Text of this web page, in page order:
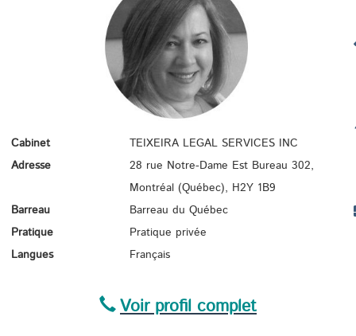
Cabinet
TEIXEIRA LEGAL SERVICES INC
Adresse
28 rue Notre-Dame Est Bureau 302,
Montréal (Québec), H2Y 1B9
Barreau
Barreau du Québec
Pratique
Pratique privée
Langues
Français
Voir profil complet